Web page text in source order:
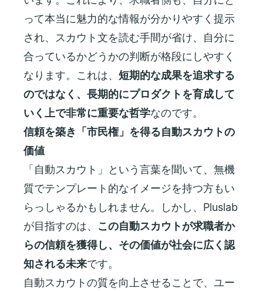
って本当に魅力的な情報が分かりやすく提示
され、スカウト文を読む手間が省け、自分に
合っているかどうかの判断が格段にしやすく
なります。これは、 短期的な成果を追求する
のではなく、長期的にプロダクトを育成して
いく上で非常に重要な哲学なのです。
信頼を築き「市民権」を得る自動スカウトの
価値
「自動スカウト」という言葉を聞いて、無機
質でテンプレート的なイメージを持つ方もい
らっしゃるかもしれません。しかし、Pluslab
が目指すのは、 この自動スカウトが求職者か
らの信頼を獲得し、その価値が社会に広く認
知される未来です。
自動スカウトの質を向上させることで、ユー